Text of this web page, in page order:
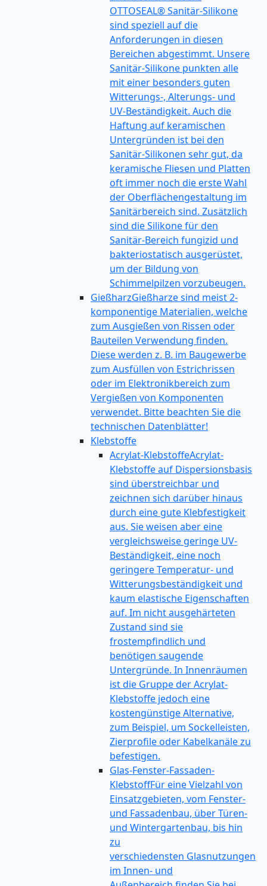
OTTOSEAL® Sanitär-Silikone
sind speziell auf die
Anforderungen in diesen
Bereichen abgestimmt. Unsere
Sanitär-Silikone punkten alle
mit einer besonders guten
Witterungs-, Alterungs- und
UV-Beständigkeit. Auch die
Haftung auf keramischen
Untergründen ist bei den
Sanitär-Silikonen sehr gut, da
keramische Fliesen und Platten
oft immer noch die erste Wahl
der Oberflächengestaltung im
Sanitärbereich sind. Zusätzlich
sind die Silikone für den
Sanitär-Bereich fungizid und
bakteriostatisch ausgerüstet,
um der Bildung von
Schimmelpilzen vorzubeugen.
GießharzGießharze sind meist 2-
komponentige Materialien, welche
zum Ausgießen von Rissen oder
Bauteilen Verwendung finden.
Diese werden z. B. im Baugewerbe
zum Ausfüllen von Estrichrissen
oder im Elektronikbereich zum
Vergießen von Komponenten
verwendet. Bitte beachten Sie die
technischen Datenblätter!
Klebstoffe
Acrylat-KlebstoffeAcrylat-
Klebstoffe auf Dispersionsbasis
sind überstreichbar und
zeichnen sich darüber hinaus
durch eine gute Klebfestigkeit
aus. Sie weisen aber eine
vergleichsweise geringe UV-
Beständigkeit, eine noch
geringere Temperatur- und
Witterungsbeständigkeit und
kaum elastische Eigenschaften
auf. Im nicht ausgehärteten
Zustand sind sie
frostempfindlich und
benötigen saugende
Untergründe. In Innenräumen
ist die Gruppe der Acrylat-
Klebstoffe jedoch eine
kostengünstige Alternative,
zum Beispiel, um Sockelleisten,
Zierprofile oder Kabelkanäle zu
befestigen.
Glas-Fenster-Fassaden-
KlebstoffFür eine Vielzahl von
Einsatzgebieten, vom Fenster-
und Fassadenbau, über Türen-
und Wintergartenbau, bis hin
zu
verschiedensten Glasnutzungen
im Innen- und